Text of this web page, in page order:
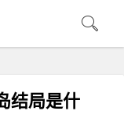
结局是什